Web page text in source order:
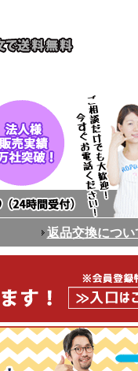
返品交換につい